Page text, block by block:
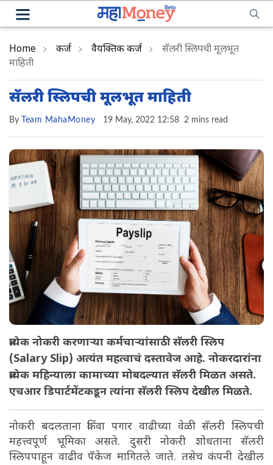
Home कर्ज वैयक्तिक कर्ज
सॅलरी स्लिपची मूलभूत
माहिती
सॅलरी स्लिपची मूलभूत माहिती
By Team MahaMoney 19 May, 2022 12:58 2 mins read
प्रत्येक नोकरी करणाऱ्या कर्मचाऱ्यांसाठी सॅलरी स्लिप
(Salary Slip) अत्यंत महत्वाचं दस्तावेज आहे. नोकरदारांना
प्रत्येक महिन्याला कामाच्या मोबदल्यात सॅलरी मिळत असते.
एचआर डिपार्टमेंटकडून त्यांना सॅलरी स्लिप देखील मिळते.
नोकरी बदलताना किंवा पगार वाढीच्या वेळी सॅलरी स्लिपची
महत्त्वपूर्ण भूमिका असते. दुसरी नोकरी शोधताना सॅलरी
स्लिपपाहून वाढीव पॅकेज मागितले जाते. तसेच कंपनी देखील